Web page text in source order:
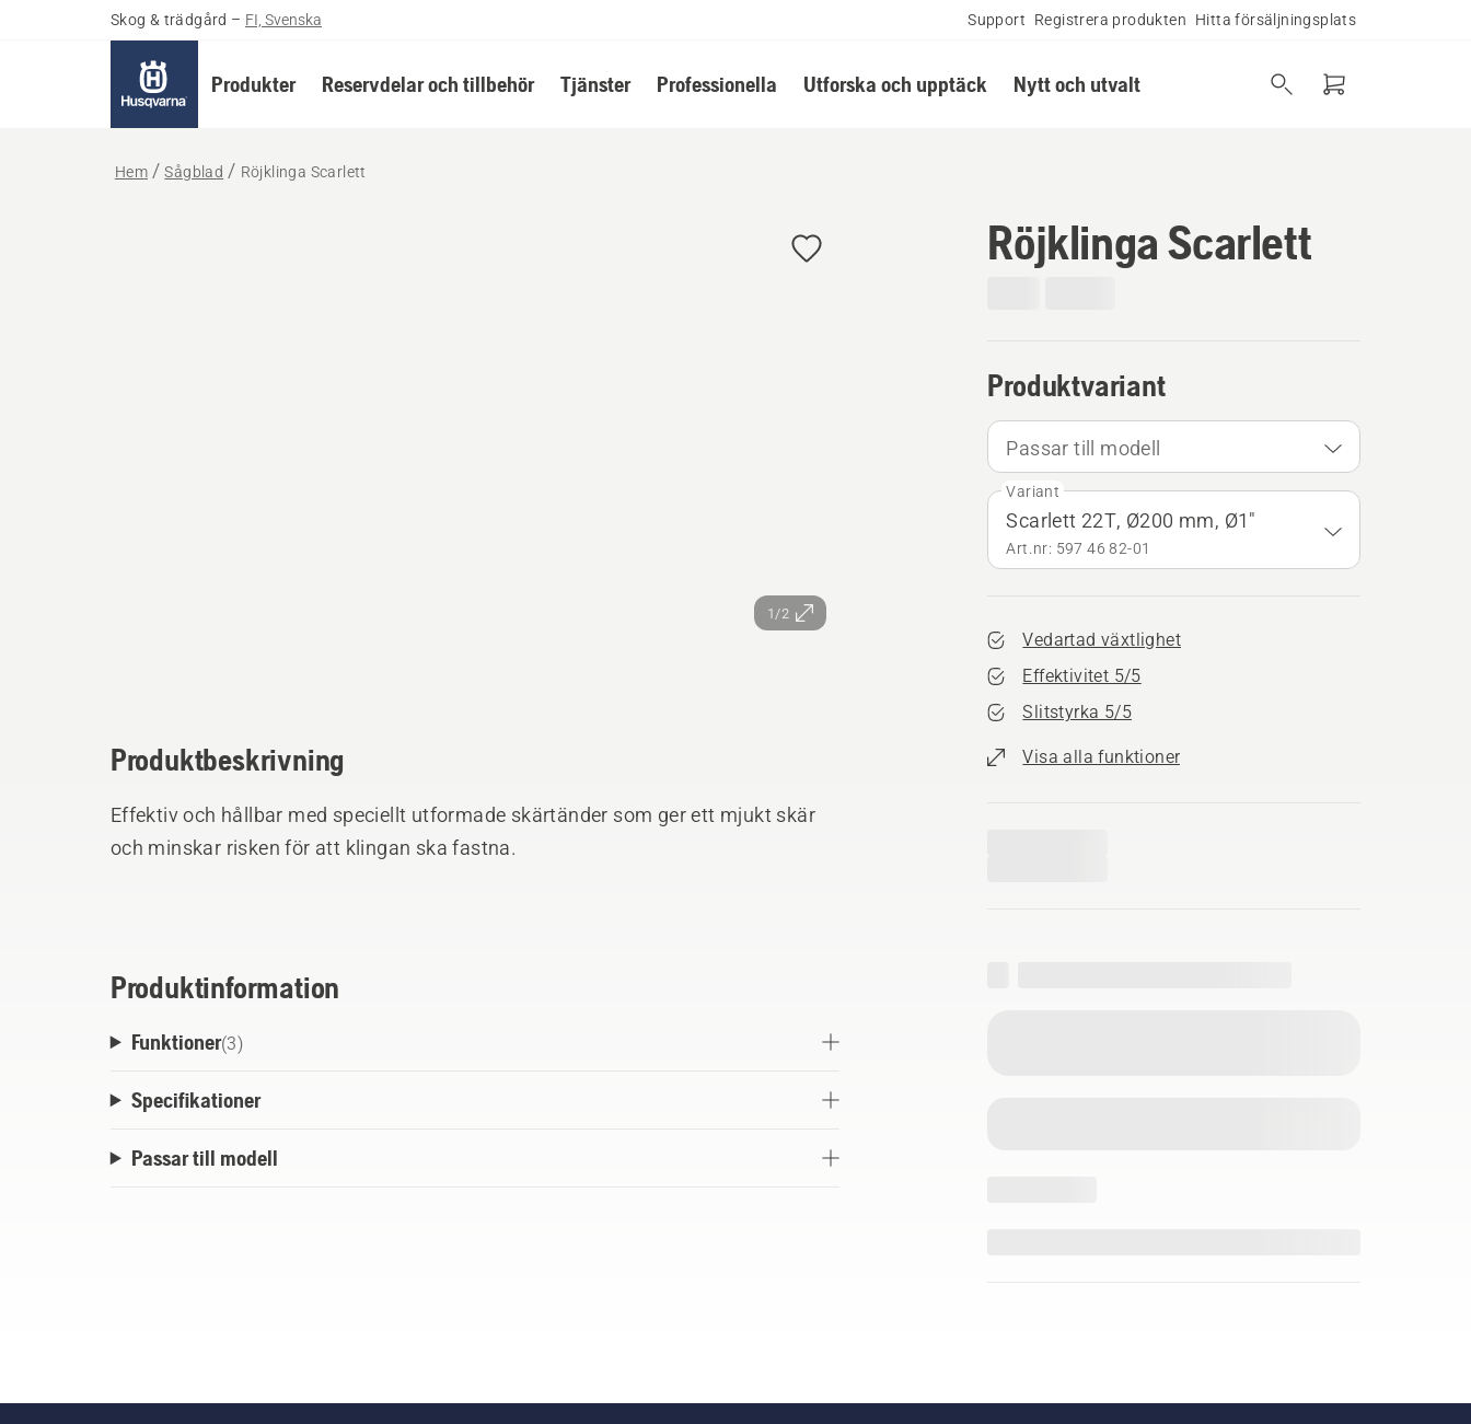
Skog & trädgård – FI, Svenska Support Registrera produkten Hitta försäljningsplats
Produkter Reservdelar och tillbehör Tjänster Professionella Utforska och upptäck Nytt och utvalt
Hem Sågblad Röjklinga Scarlett
1/2
Röjklinga Scarlett
Produktvariant
Passar till modell
Variant
Scarlett 22T, Ø200 mm, Ø1"
Art.nr: 597 46 82‑01
Vedartad växtlighet
Effektivitet 5/5
Slitstyrka 5/5
Visa alla funktioner
Produktbeskrivning
Effektiv och hållbar med speciellt utformade skärtänder som ger ett mjukt skär
och minskar risken för att klingan ska fastna.
Produktinformation
Funktioner(3)
Specifikationer
Passar till modell